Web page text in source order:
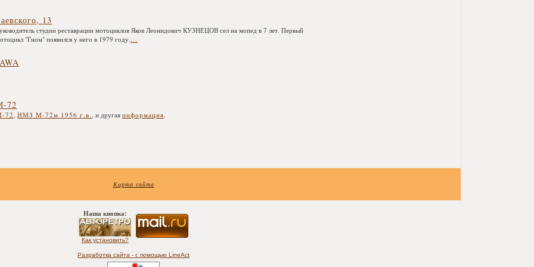
13
студии реставрации мотоциклов Яков Леонидович КУЗНЕЦОВ сел на мопед в 7 лет. Первый
"Гном" появился у него в 1979 году....
72
72, ИМЗ М-72м 1956 г.в., и другая информация.
Карта сайта
Наша кнопка:
Как установить?
Разработка сайта - с помощью LineAct